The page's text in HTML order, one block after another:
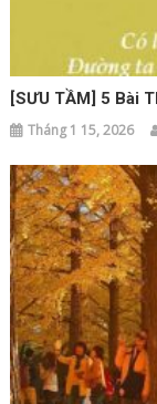
[SƯU TẦM] 5 Bài
Tháng 1 15, 2026